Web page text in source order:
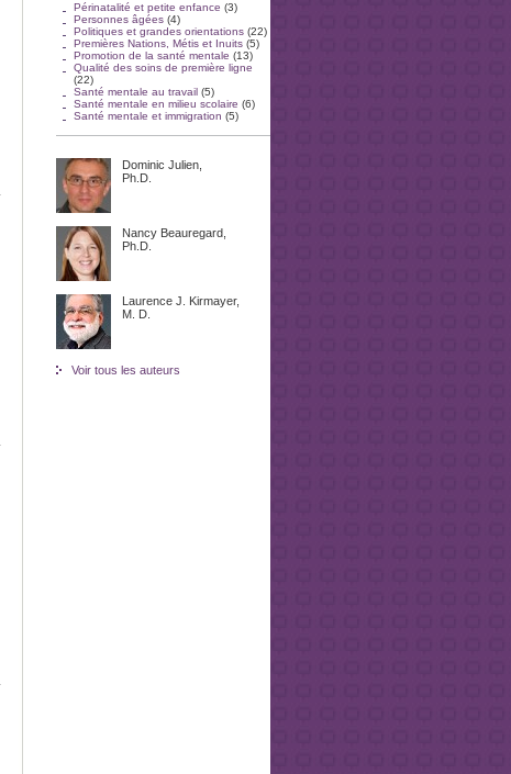
Périnatalité et petite enfance (3)
Personnes âgées(4)
Politiques et grandes orientations(22)
Premières Nations, Métis et Inuits(5)
Promotion de la santé mentale (13)
Qualité des soins de première ligne
(22)
Santé mentale au travail(5)
Santé mentale en milieu scolaire (6)
Santé mentale et immigration (5)
Dominic Julien,
Ph.D.
Nancy Beauregard,
Ph.D.
Laurence J. Kirmayer,
M. D.
Voir tous les auteurs